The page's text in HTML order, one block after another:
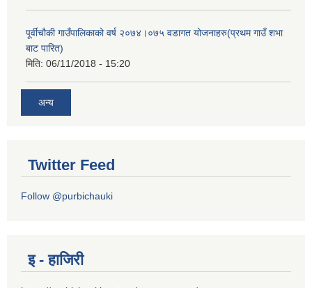
पूर्वीचौकी गाउँपालिकाको वर्ष २०७४।०७५ वडागत योजनाहरु(प्रथम गाउँ शभा
बाट पारित)
मिति: 06/11/2018 - 15:20
अन्य
Twitter Feed
Follow @purbichauki
इ - हाजिरी